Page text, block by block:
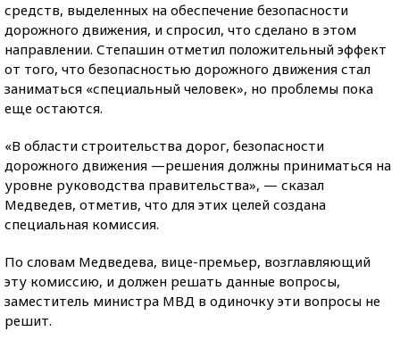
средств, выделенных на обеспечение безопасности
дорожного движения, и спросил, что сделано в этом
направлении. Степашин отметил положительный эффект
от того, что безопасностью дорожного движения стал
заниматься «специальный человек», но проблемы пока
еще остаются.
«В области строительства дорог, безопасности
дорожного движения —решения должны приниматься на
уровне руководства правительства», — сказал
Медведев, отметив, что для этих целей создана
специальная комиссия.
По словам Медведева, вице-премьер, возглавляющий
эту комиссию, и должен решать данные вопросы,
заместитель министра МВД в одиночку эти вопросы не
решит.